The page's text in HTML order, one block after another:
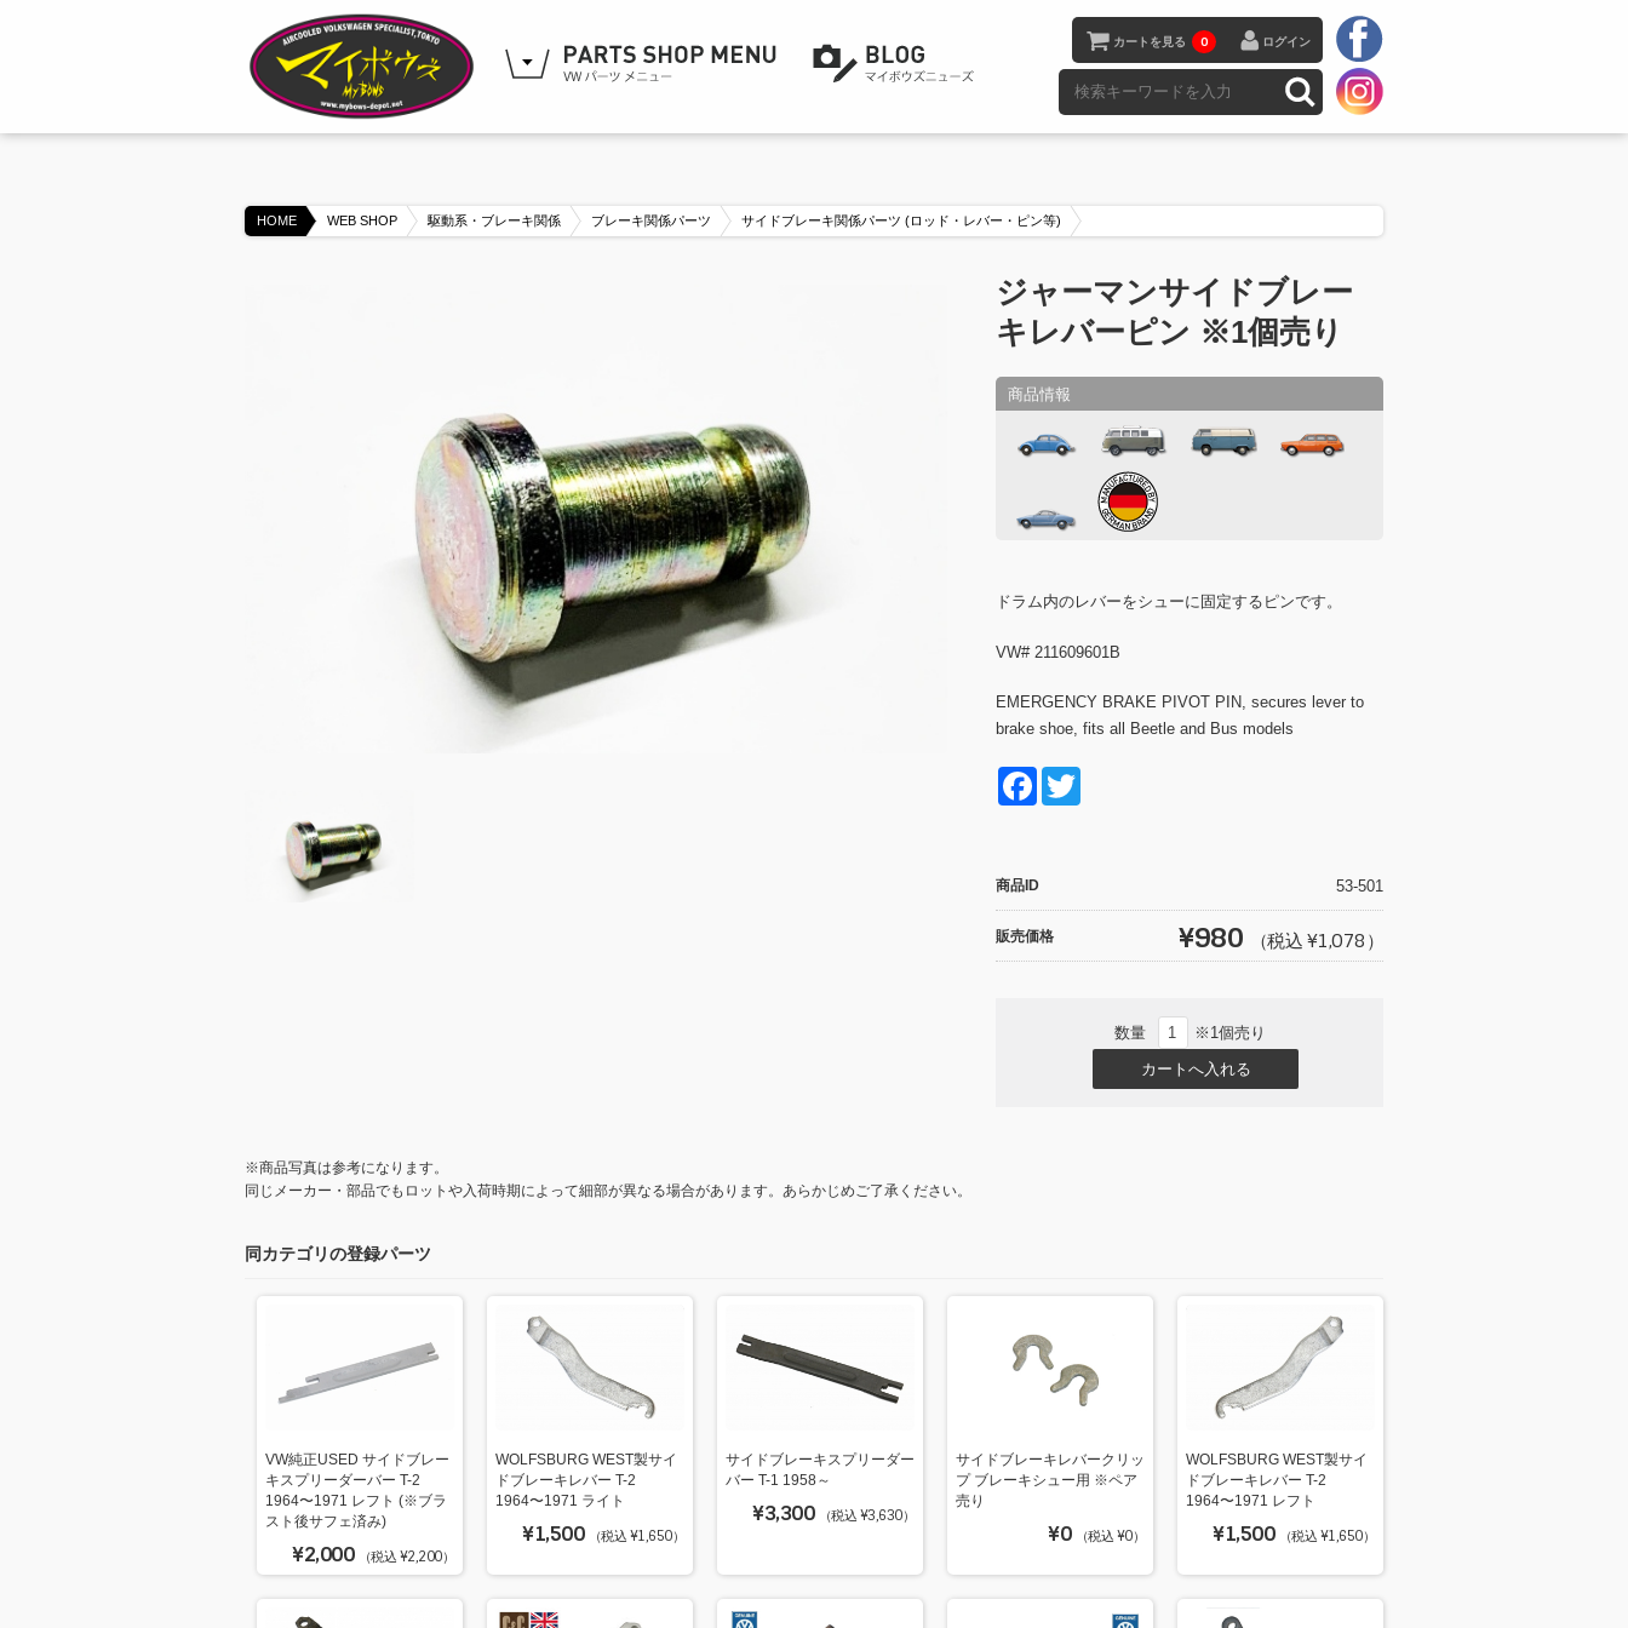
カートを見る 0 ログイン
HOME WEB SHOP 駆動系・ブレーキ関係 ブレーキ関係パーツ サイドブレーキ関係パーツ (ロッド・レバー・ピン等)
ジャーマンサイドブレー
キレバーピン ※1個売り
ドラム内のレバーをシューに固定するピンです。
VW# 211609601B
EMERGENCY BRAKE PIVOT PIN, secures lever to
brake shoe, fits all Beetle and Bus models
F
e
b
er
商品ID 53-501
販売価格 ¥980 （税込 ¥1,078）
数量 ※1個売り
※商品写真は参考になります。
同じメーカー・部品でもロットや入荷時期によって細部が異なる場合があります。あらかじめご了承ください。
同カテゴリの登録パーツ
VW純正USED サイドブレー
キスプリーダーバー T-2
1964〜1971 レフト (※ブラ
スト後サフェ済み)
¥2,000 （税込 ¥2,200）
WOLFSBURG WEST製サイ
ドブレーキレバー T-2
1964〜1971 ライト
¥1,500 （税込 ¥1,650）
サイドブレーキスプリーダー
バー T-1 1958～
¥3,300 （税込 ¥3,630）
サイドブレーキレバークリッ
プ ブレーキシュー用 ※ペア
売り
¥0 （税込 ¥0）
WOLFSBURG WEST製サイ
ドブレーキレバー T-2
1964〜1971 レフト
¥1,500 （税込 ¥1,650）